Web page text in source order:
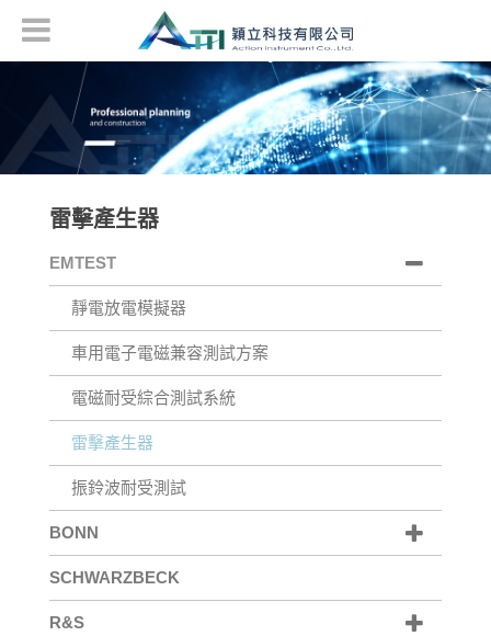
雷擊產生器
EMTEST
靜電放電模擬器
車用電子電磁兼容測試方案
電磁耐受綜合測試系統
雷擊產生器
振鈴波耐受測試
BONN
SCHWARZBECK
R&S